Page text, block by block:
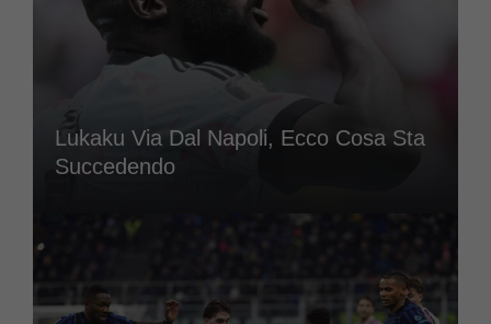
Lukaku Via Dal Napoli, Ecco Cosa Sta
Succedendo